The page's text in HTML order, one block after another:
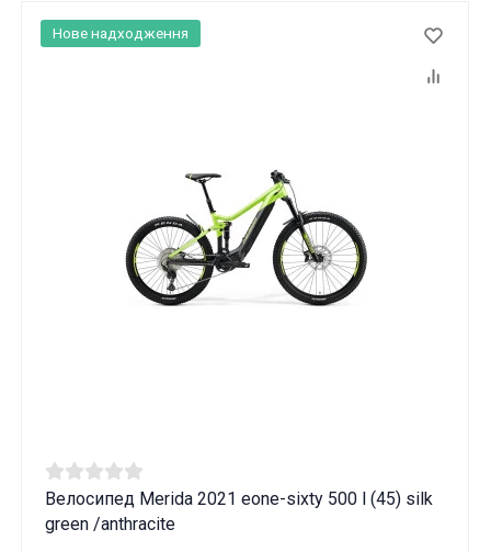
Велосипед Merida 2021 eone-sixty 500 l (45) silk
green /anthracite
Нове надходження
Ці товари продаються особам, які
досягли 18 років!